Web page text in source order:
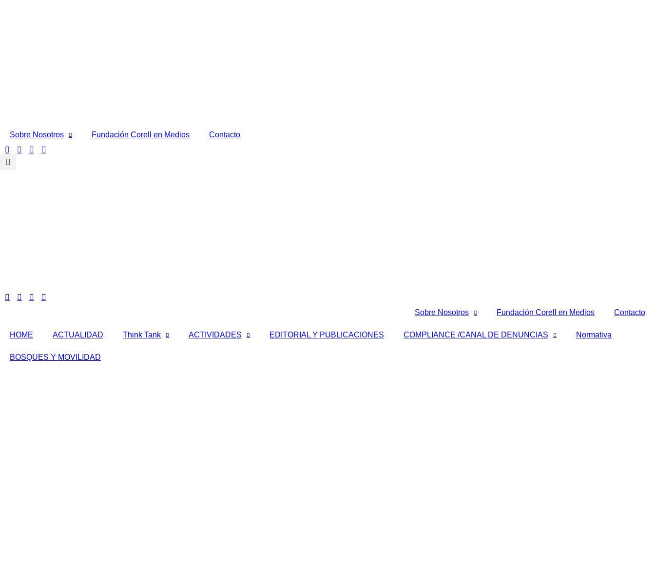
Sobre Nosotros Fundación Corell en Medios Contacto
Sobre Nosotros Fundación Corell en Medios Contacto
HOME ACTUALIDAD Think Tank ACTIVIDADES EDITORIAL Y PUBLICACIONES COMPLIANCE /CANAL DE DENUNCIAS Normativa
BOSQUES Y MOVILIDAD